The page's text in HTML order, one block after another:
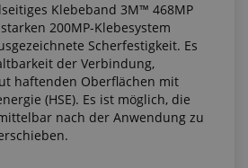
Klebeband 3M™ 468MP
200MP-Klebesystem
Scherfestigkeit. Es
der Verbindung,
haftenden Oberflächen mit
(HSE). Es ist möglich, die
nach der Anwendung zu